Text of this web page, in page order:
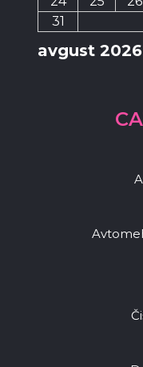
avgust 2026
31